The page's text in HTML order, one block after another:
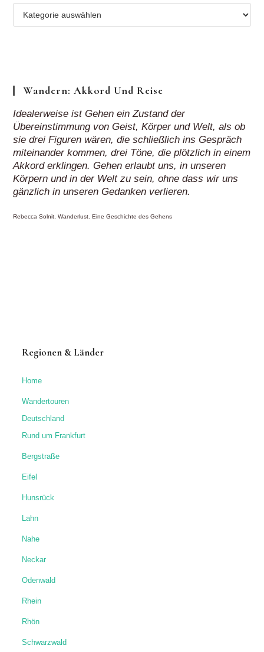
Regionen
Wandern: Akkord Und Reise
Idealerweise ist Gehen ein Zustand der
Übereinstimmung von Geist, Körper und Welt, als ob
sie drei Figuren wären, die schließlich ins Gespräch
miteinander kommen, drei Töne, die plötzlich in einem
Akkord erklingen. Gehen erlaubt uns, in unseren
Körpern und in der Welt zu sein, ohne dass wir uns
gänzlich in unseren Gedanken verlieren.
Rebecca Solnit, Wanderlust. Eine Geschichte des Gehens
Regionen & Länder
Home
Wandertouren
Deutschland
Rund um Frankfurt
Bergstraße
Eifel
Hunsrück
Lahn
Nahe
Neckar
Odenwald
Rhein
Rhön
Schwarzwald